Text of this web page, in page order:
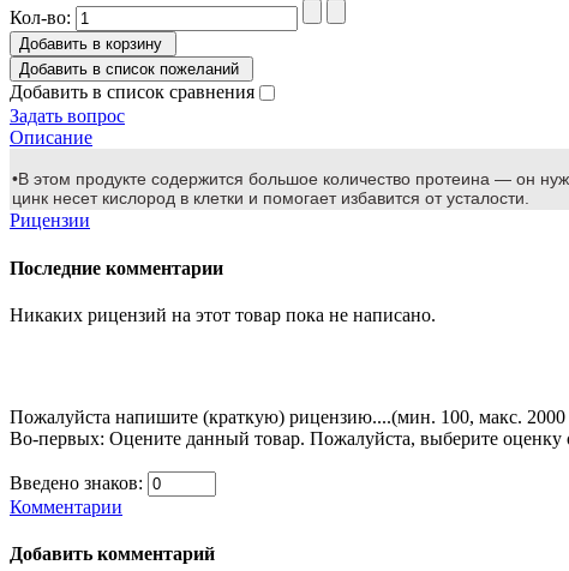
Кол-во:
Добавить в корзину
Добавить в список пожеланий
Добавить в список сравнения
Задать вопрос
Описание
•В этом продукте содержится большое количество протеина — он
цинк несет кислород в клетки и помогает избавится от усталости.
Рицензии
Последние комментарии
Никаких рицензий на этот товар пока не написано.
Пожалуйста напишите (краткую) рицензию....(мин. 100, макс. 2000
Во-первых: Оцените данный товар. Пожалуйста, выберите оценку
Введено знаков:
Комментарии
Добавить комментарий